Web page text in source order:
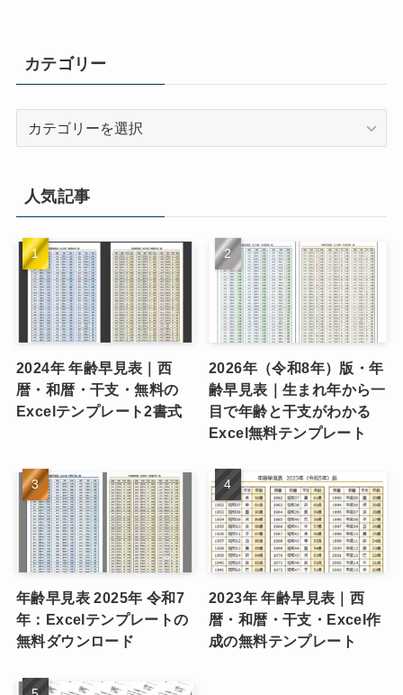
カテゴリー
ー
人気記事
2024年 年齢早見表｜西
暦・和暦・干支・無料の
Excelテンプレート2書式
2026年（令和8年）版・年
齢早見表｜生まれ年から一
目で年齢と干支がわかる
Excel無料テンプレート
年齢早見表 2025年 令和7
年：Excelテンプレートの
無料ダウンロード
2023年 年齢早見表｜西
暦・和暦・干支・Excel作
成の無料テンプレート